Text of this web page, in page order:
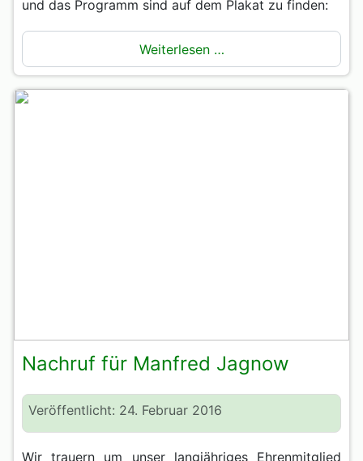
und das Programm sind auf dem Plakat zu finden:
Weiterlesen …
Nachruf für Manfred Jagnow
Veröffentlicht: 24. Februar 2016
Wir trauern um unser langjähriges Ehrenmitglied